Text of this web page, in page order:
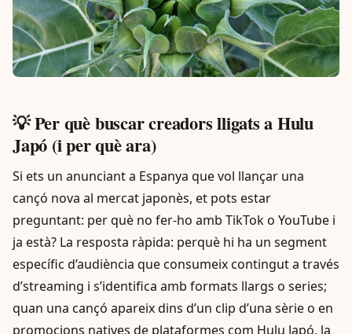
💡 Per què buscar creadors lligats a Hulu
Japó (i per què ara)
Si ets un anunciant a Espanya que vol llançar una
cançó nova al mercat japonès, et pots estar
preguntant: per què no fer-ho amb TikTok o YouTube i
ja està? La resposta ràpida: perquè hi ha un segment
específic d’audiència que consumeix contingut a través
d’streaming i s’identifica amb formats llargs o series;
quan una cançó apareix dins d’un clip d’una sèrie o en
promocions natives de plataformes com Hulu Japó, la